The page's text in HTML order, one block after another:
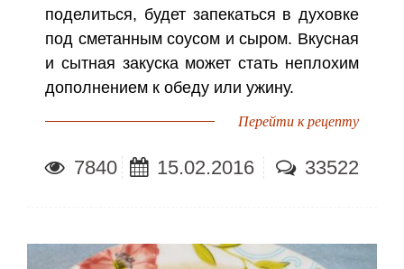
поделиться, будет запекаться в духовке
под сметанным соусом и сыром. Вкусная
и сытная закуска может стать неплохим
дополнением к обеду или ужину.
Перейти к рецепту
7840 15.02.2016 33522